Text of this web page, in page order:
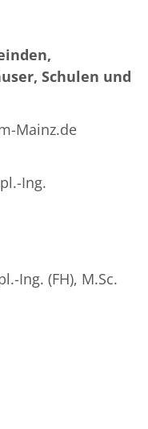
Schulen und
Mainz.de
Ing.
(FH), M.Sc.
Ilka
(T)